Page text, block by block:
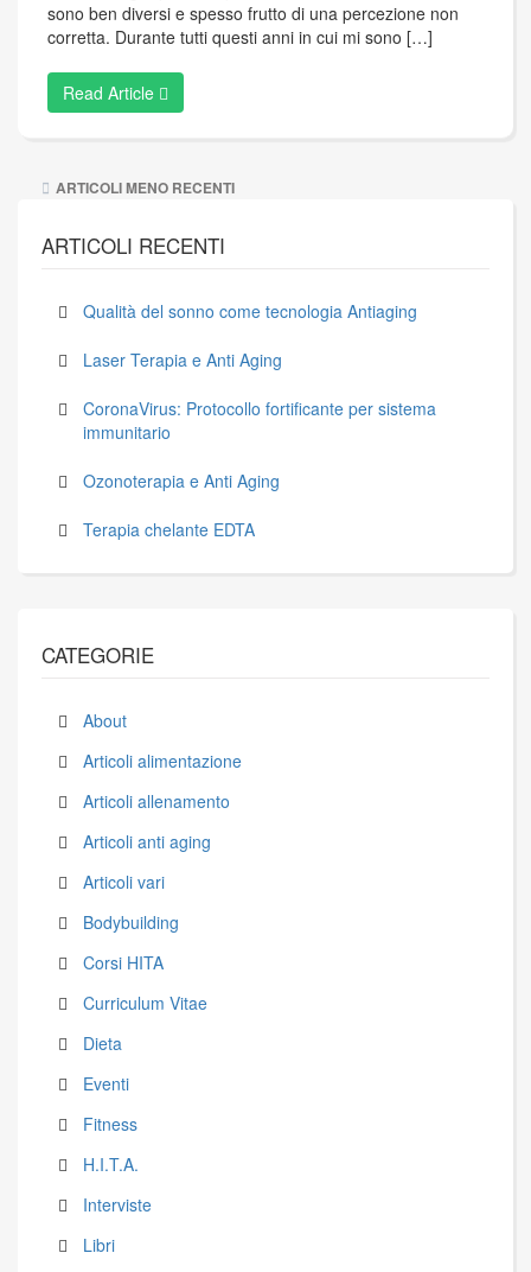
sono ben diversi e spesso frutto di una percezione non
corretta. Durante tutti questi anni in cui mi sono […]
Read Article
Navigazione
ARTICOLI MENO RECENTI
ARTICOLI RECENTI
Qualità del sonno come tecnologia Antiaging
Laser Terapia e Anti Aging
CoronaVirus: Protocollo fortificante per sistema
immunitario
Ozonoterapia e Anti Aging
Terapia chelante EDTA
CATEGORIE
About
Articoli alimentazione
Articoli allenamento
Articoli anti aging
Articoli vari
Bodybuilding
Corsi HITA
Curriculum Vitae
Dieta
Eventi
Fitness
H.I.T.A.
Interviste
Libri